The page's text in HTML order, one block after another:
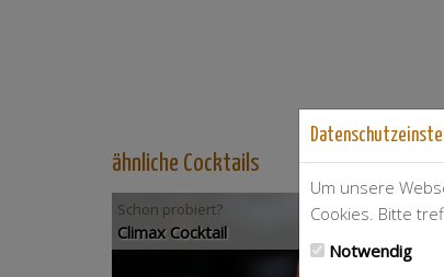
ähnliche Cocktails
Schon probiert?
Climax Cocktail
Um unsere
Cookies. Bitte
Notwendig